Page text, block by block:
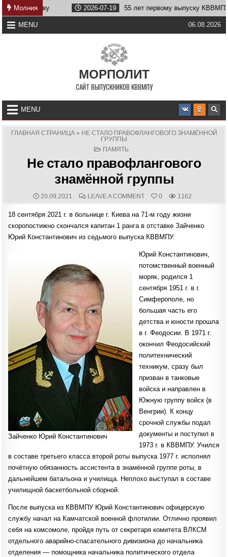
Skip
to
content
Молния 2026-07-19 55 лет первому выпуску КВВМПУ
MENU 06.08.2026
МОРПОЛИТ
САЙТ ВЫПУСКНИКОВ КВВМПУ
MENU
ГЛАВНАЯ СТРАНИЦА» НЕ СТАЛО ПРАВОФЛАНГОВОГО ЗНАМЁННОЙ
ГРУППЫ
POSTED
ПАМЯТЬ
Не стало правофлангового
знамённой группы
PUBLISHED
DATE:
20.09.2021 COMMENTS:
LEAVE A COMMENTON
НЕ
ПРАВОФЛАНГОВОГО
ЗНАМЁННОЙ
ГРУППЫ
0 1162
18 сентября 2021 г. в больнице г. Киева на 71-м году жизни
скоропостижно скончался капитан 1 ранга в отставке Зайченко
Юрий Константинович из седьмого выпуска КВВМПУ.
Зайченко Юрий Константинович
Юрий Константинович,
потомственный военный
моряк, родился 1
сентября 1951 г. в г.
Симферополе, но
большая часть его
детства и юности прошла
в г. Феодосии. В 1971 г.
окончил Феодосийский
политехнический
техникум, сразу был
призван в танковые
войска и направлен в
Южную группу войск (в
Венгрии). К концу
срочной службы подал
документы и поступил в
1973 г. в КВВМПУ. Учился
в составе третьего класса второй роты выпуска 1977 г. исполнял
почётную обязанность ассистента в знамённой группе роты, в
дальнейшем батальона и училища. Неплохо выступал в составе
училищной баскетбольной сборной.
После выпуска из КВВМПУ Юрий Константинович офицерскую
службу начал на Камчатской военной флотилии. Отлично проявил
себя на комсомоле, пройдя путь от секретаря комитета ВЛКСМ
отдельного аварийно-спасательного дивизиона до начальника
отделения — помощника начальника политического отдела